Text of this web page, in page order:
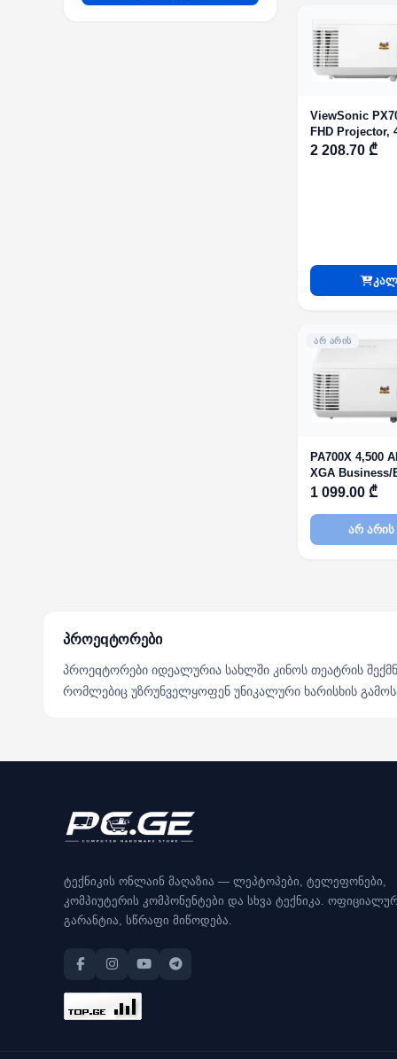
ViewSonic
FHD Projector,
Lumens, White
2 208.70 ₾
ᲐᲠ ᲐᲠᲘᲡ
PA700X 4,500
XGA Business/
Projector
1 099.00 ₾
არ არის
პროეqტორები
პროეqტორები იდეალურია სახლში კინოს თეატრის
რომლებიც უზრუნველყოფენ უნიკალური ხარისხის
ტექნიკის ონლაინ მაღაზია — ლეპტოპები, ტელეფონები,
კომპიუტერის კომპონენტები და სხვა ტექნიკა.
გარანტია, სწრაფი მიწოდება.